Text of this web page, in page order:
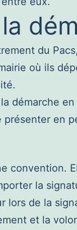
du
où ils
démarche
en
convention.
la
lors de la
et la